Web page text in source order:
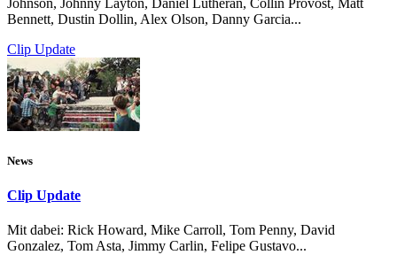
Bennett, Dustin Dollin, Alex Olson, Danny Garcia...
Clip Update
News
Clip Update
Mit dabei: Rick Howard, Mike Carroll, Tom Penny, David
Gonzalez, Tom Asta, Jimmy Carlin, Felipe Gustavo...